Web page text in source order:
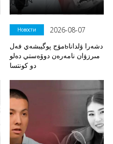
Новости
2026-08-07
مۋج پوگيبشەي فەلьدشەرا ۋلدانا
مىرزۋان نامەرەن دوۆەستي دەلو
دو كونتسا